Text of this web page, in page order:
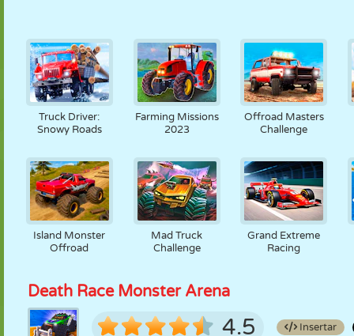
Truck Driver:
Snowy Roads
Farming Missions
2023
Offroad Masters
Challenge
Island Monster
Offroad
Mad Truck
Challenge
Grand Extreme
Racing
Death Race Monster Arena
4.5 Insertar